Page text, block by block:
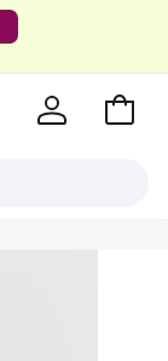
Aller